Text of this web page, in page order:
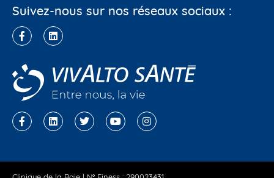
Suivez-nous sur nos réseaux sociaux :